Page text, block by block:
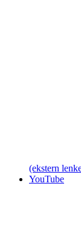
(ekstern
YouTube